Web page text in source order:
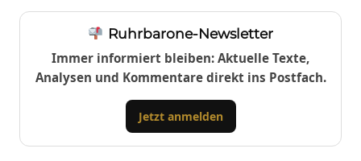
Ruhrbarone-Newsletter
Immer informiert bleiben: Aktuelle Texte,
Analysen und Kommentare direkt ins Postfach.
Jetzt anmelden